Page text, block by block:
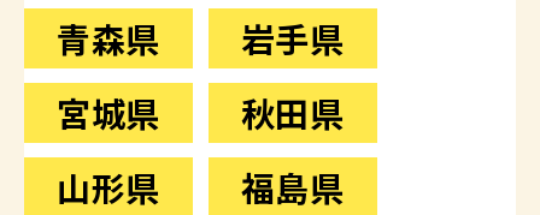
青森県
岩手県
宮城県
秋田県
山形県
福島県